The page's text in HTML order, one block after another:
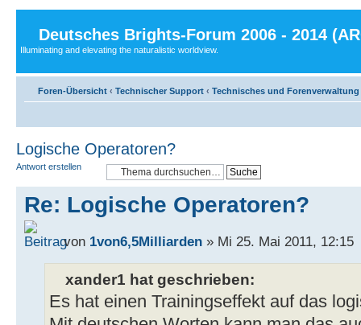
Deutsches Brights-Forum 2006 - 2014
Illuminating and elevating the naturalistic worldview.
Foren-Übersicht ‹ Technischer Support ‹ Technisches und Forenverwaltung
Logische Operatoren?
Antwort erstellen
Re: Logische Operatoren?
von 1von6,5Milliarden » Mi 25. Mai 2011, 12:15
xander1 hat geschrieben:
Es hat einen Trainingseffekt auf das